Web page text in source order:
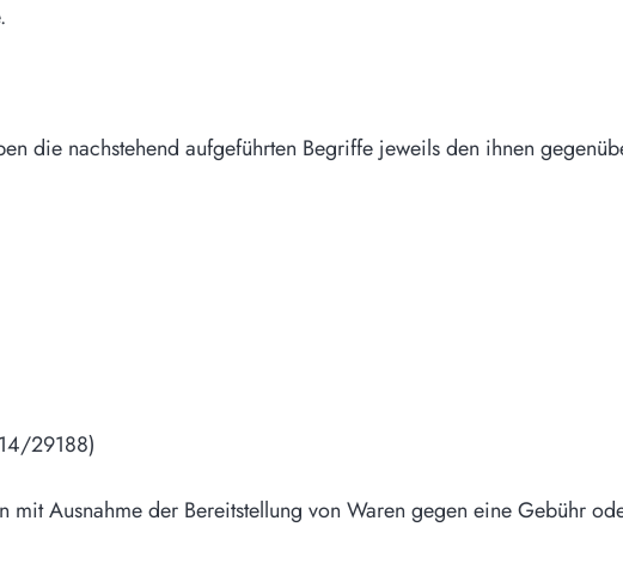
die nachstehend aufgeführten Begriffe jeweils den ihnen
29188)
mit Ausnahme der Bereitstellung von Waren gegen eine Gebühr